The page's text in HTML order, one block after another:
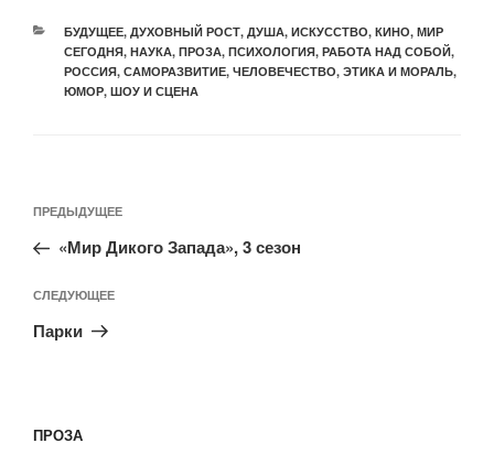
БУДУЩЕЕ, ДУХОВНЫЙ РОСТ, ДУША, ИСКУССТВО, КИНО, МИР
СЕГОДНЯ, НАУКА, ПРОЗА, ПСИХОЛОГИЯ, РАБОТА НАД СОБОЙ,
РОССИЯ, САМОРАЗВИТИЕ, ЧЕЛОВЕЧЕСТВО, ЭТИКА И МОРАЛЬ,
ЮМОР, ШОУ И СЦЕНА
ПРЕДЫДУЩЕЕ
«Мир Дикого Запада», 3 сезон
СЛЕДУЮЩЕЕ
Парки
ПРОЗА